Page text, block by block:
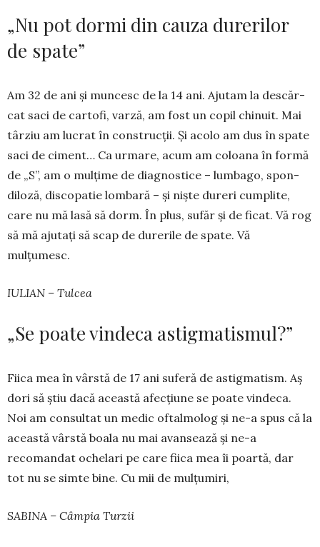
„Nu pot dormi din cauza durerilor
de spate”
Am 32 de ani și mun­cesc de la 14 ani. Ajutam la des­căr­
cat saci de cartofi, varză, am fost un copil chi­nuit. Mai
târ­ziu am lucrat în construcții. Și acolo am dus în spate
saci de ciment… Ca urmare, a­cum am coloana în formă
de „S”, am o mulțime de di­agnostice – lumbago, spon­
diloză, discopatie lombară – și niște dureri cumplite,
care nu mă lasă să dorm. În plus, sufăr și de ficat. Vă rog
să mă ajutați să scap de dure­rile de spate. Vă
mulțumesc.
IULIAN – Tulcea
„Se poate vindeca astigmatismul?”
Fiica mea în vârstă de 17 ani suferă de astig­matism. Aș
dori să știu dacă această afecțiune se poate vindeca.
Noi am consultat un medic of­talmolog și ne-a spus că la
această vârstă boala nu mai avansează și ne-a
recomandat ochelari pe care fiica mea îi poartă, dar
tot nu se simte bine. Cu mii de mulțumiri,
SABINA – Câmpia Turzii